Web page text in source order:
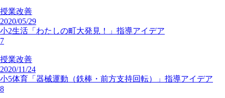
授業改善
2025/09/26